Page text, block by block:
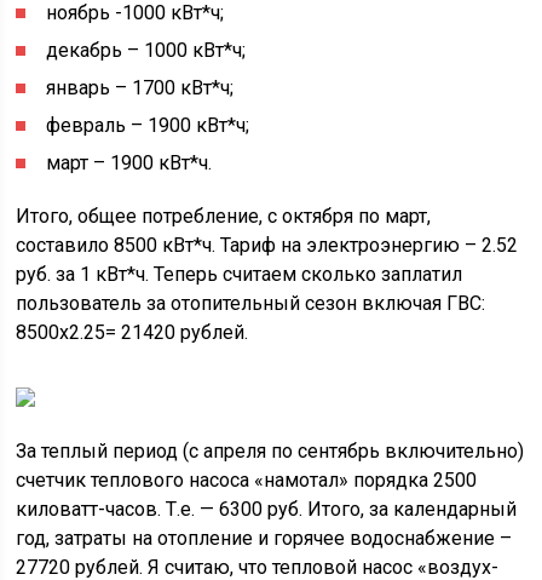
ноябрь -1000 кВт*ч;
декабрь – 1000 кВт*ч;
январь – 1700 кВт*ч;
февраль – 1900 кВт*ч;
март – 1900 кВт*ч.
Итого, общее потребление, с октября по март,
составило 8500 кВт*ч. Тариф на электроэнергию – 2.52
руб. за 1 кВт*ч. Теперь считаем сколько заплатил
пользователь за отопительный сезон включая ГВС:
8500х2.25= 21420 рублей.
За теплый период (с апреля по сентябрь включительно)
счетчик теплового насоса «намотал» порядка 2500
киловатт-часов. Т.е. — 6300 руб. Итого, за календарный
год, затраты на отопление и горячее водоснабжение –
27720 рублей. Я считаю, что тепловой насос «воздух-